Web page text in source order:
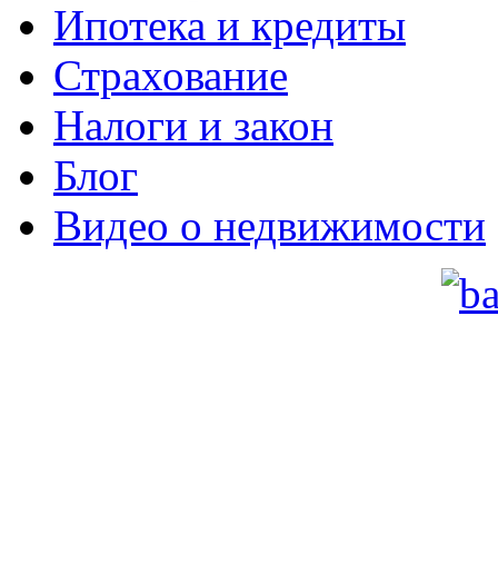
Ипотека и кредиты
Страхование
Налоги и закон
Блог
Видео о недвижимости